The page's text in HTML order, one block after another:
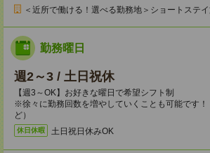
＜近所で働ける！選べる勤務地＞ショートステ
勤務曜日
週2～3 / 土日祝休
【週3～OK】お好きな曜日で希望シフト制
※徐々に勤務回数を増やしていくことも可能です！
ど）
休日休暇 土日祝日休みOK